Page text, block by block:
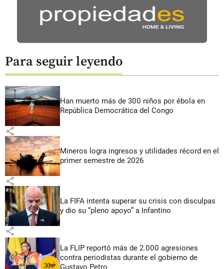
Para seguir leyendo
Han muerto más de 300 niños por ébola en
República Democrática del Congo
share
Mineros logra ingresos y utilidades récord en el
primer semestre de 2026
share
La FIFA intenta superar su crisis con disculpas
y dio su “pleno apoyo” a Infantino
share
La FLIP reportó más de 2.000 agresiones
contra periodistas durante el gobierno de
Gustavo Petro